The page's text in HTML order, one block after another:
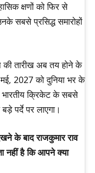
क्षणों को फिर से
सबसे प्रसिद्ध समारोहों
तारीख अब तय होने के
2027 को दुनिया भर के
भारतीय क्रिकेट के सबसे
पर्दे पर लाएगा।
के बाद राजकुमार राव
नहीं है कि आपने क्या